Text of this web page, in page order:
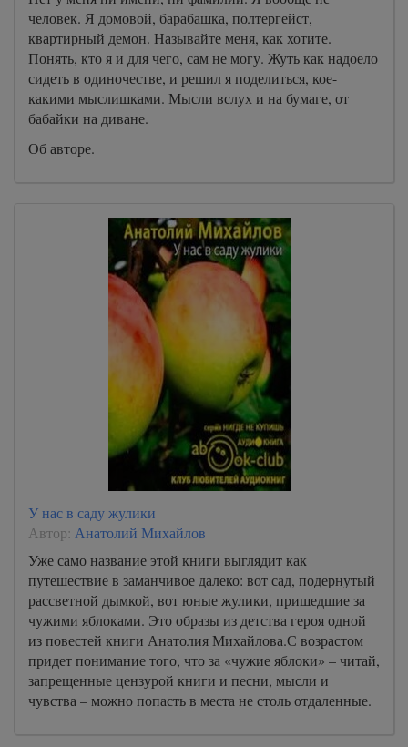
человек. Я домовой, барабашка, полтергейст,
квартирный демон. Называйте меня, как хотите.
Понять, кто я и для чего, сам не могу. Жуть как надоело
сидеть в одиночестве, и решил я поделиться, кое-
какими мыслишками. Мысли вслух и на бумаге, от
бабайки на диване.
Об авторе.
У нас в саду жулики
Автор: Анатолий Михайлов
Уже само название этой книги выглядит как
путешествие в заманчивое далеко: вот сад, подернутый
рассветной дымкой, вот юные жулики, пришедшие за
чужими яблоками. Это образы из детства героя одной
из повестей книги Анатолия Михайлова.С возрастом
придет понимание того, что за «чужие яблоки» – читай,
запрещенные цензурой книги и песни, мысли и
чувства – можно попасть в места не столь отдаленные.